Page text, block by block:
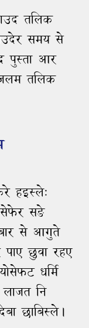
तलिक
समय से
पुस्‍ता आर
जलम तलिक
हइस्‍ले:
सङे
से आगुते
पाए छुवा रहए
धर्मि
नि
छाबिस्‍ले।